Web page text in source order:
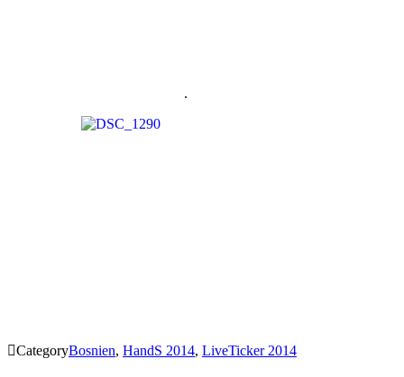
.
CategoryBosnien, HandS 2014, LiveTicker 2014